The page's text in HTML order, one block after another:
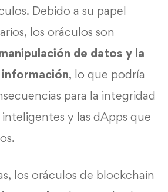
Debido a su papel
los oráculos son
de datos y la
, lo que podría
para la integridad
y las dApps que
los oráculos de blockchain